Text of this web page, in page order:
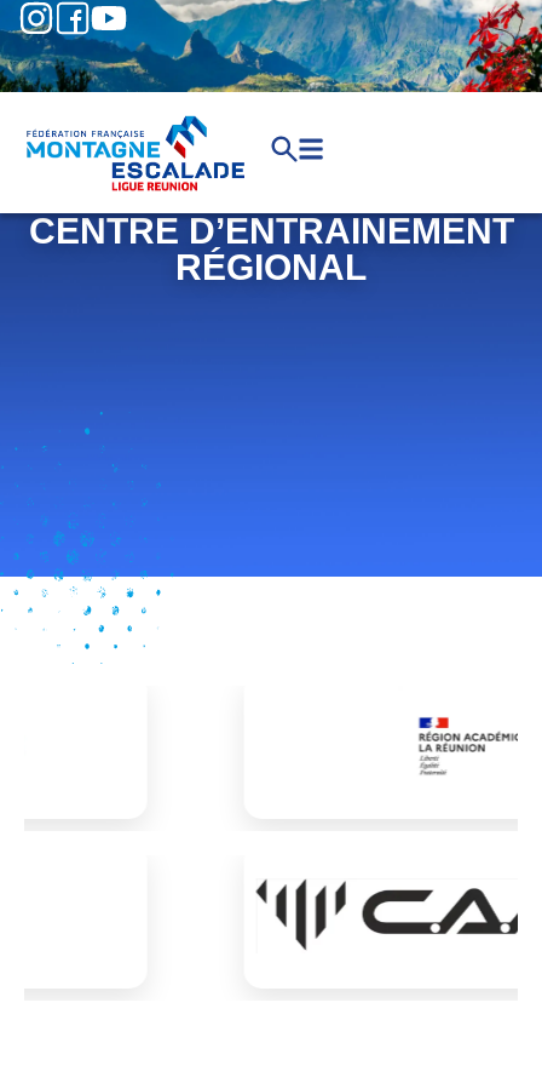
CENTRE D’ENTRAINEMENT
RÉGIONAL